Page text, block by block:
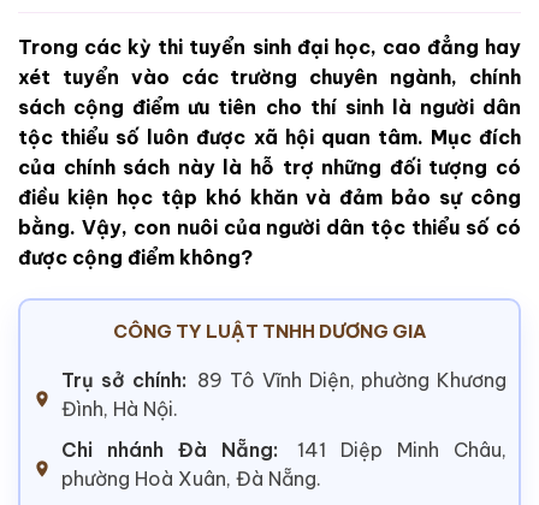
Trong các kỳ thi tuyển sinh đại học, cao đẳng hay
xét tuyển vào các trường chuyên ngành, chính
sách cộng điểm ưu tiên cho thí sinh là người dân
tộc thiểu số luôn được xã hội quan tâm. Mục đích
của chính sách này là hỗ trợ những đối tượng có
điều kiện học tập khó khăn và đảm bảo sự công
bằng. Vậy, con nuôi của người dân tộc thiểu số có
được cộng điểm không?
CÔNG TY LUẬT TNHH DƯƠNG GIA
Trụ sở chính: 89 Tô Vĩnh Diện, phường Khương
Đình, Hà Nội.
Chi nhánh Đà Nẵng:
141 Diệp Minh Châu,
phường Hoà Xuân, Đà Nẵng.